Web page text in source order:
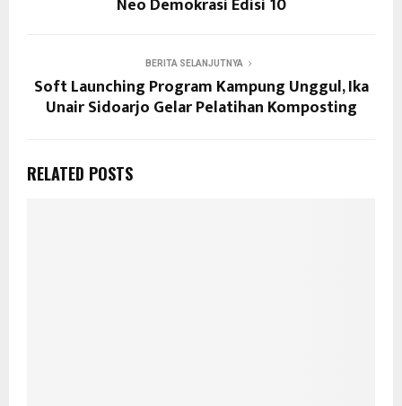
BERITA SELANJUTNYA
Soft Launching Program Kampung Unggul, Ika
Unair Sidoarjo Gelar Pelatihan Komposting
RELATED POSTS